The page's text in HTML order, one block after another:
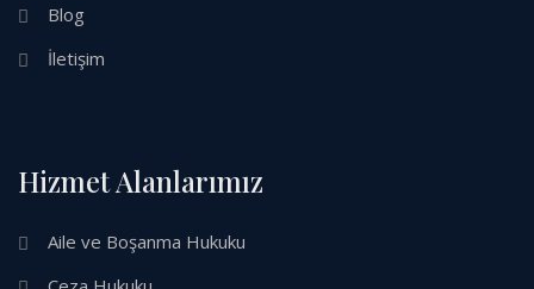
Blog
İletişim
Hizmet Alanlarımız
Aile ve Boşanma Hukuku